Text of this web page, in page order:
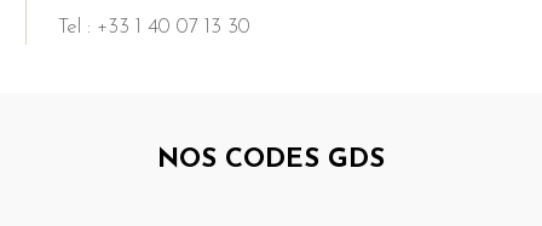
Tel : +33 1 40 07 13 30
NOS CODES GDS